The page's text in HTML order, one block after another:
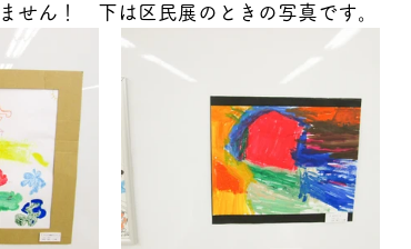
せん！　下は区民展のときの写真です。